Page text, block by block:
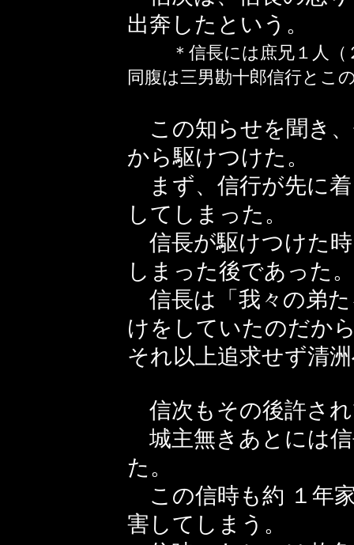
出奔したという。
＊信長には庶兄１人
同腹は三男勘十郎信行とこ
この知らせを聞き
から駆けつけた。
まず、信行が先に
してしまった。
信長が駆けつけた
しまった後であった。
信長は「我々の弟
けをしていたのだか
それ以上追求せず清
信次もその後許さ
城主無きあとには
た。
この信時も約 １年
害してしまう。